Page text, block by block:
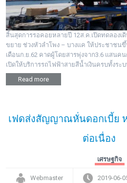
สิ้นสุดการรอคอยหลายปี 12ส.ค.เปิดทดลองเ
ขยาย ช่วงหัวลำโพง – บางแค ให้ประชาชน
เดือนก.ย.62 คาดผู้โดยสารพุ่งจาก3.6 แสนค
เปิดให้บริการรถไฟฟ้าสายสีน้ำเงินครบทั้งระ
Read more
เฟดส่งสัญญาณหั่นดอกเบี้ย
ต่อเนื่อง
เศรษฐกิจ
Webmaster 2019-06-